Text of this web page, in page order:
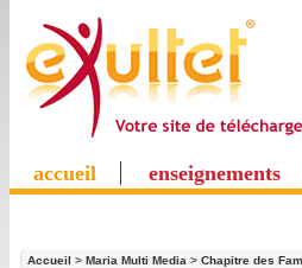
accueil enseignements
Accueil > Maria Multi Media > Chapitre des